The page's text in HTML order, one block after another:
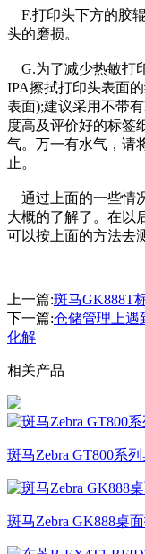
F.打印头下方的胶
头的磨损。
G.为了减少热敏打
IPA擦拭打印头表面
表面);建议采用不带
度高及评价好的标签
气。万一有水气，请
止。
通过上面的一些情
大概的了解了。在以
可以按上面的方法去
上一篇:斑马GK888T
下一篇:仓储管理上遇
化解
相关产品
斑马Zebra GT800系
斑马Zebra GK888桌